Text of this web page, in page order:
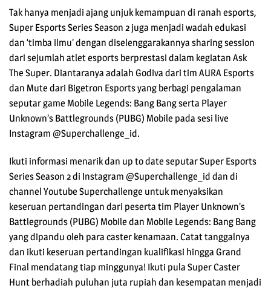
Tak hanya menjadi ajang unjuk kemampuan di ranah esports,
Super Esports Series Season 2 juga menjadi wadah edukasi
dan ‘timba ilmu’ dengan diselenggarakannya sharing session
dari sejumlah atlet esports berprestasi dalam kegiatan Ask
The Super. Diantaranya adalah Godiva dari tim AURA Esports
dan Mute dari Bigetron Esports yang berbagi pengalaman
seputar game Mobile Legends: Bang Bang serta Player
Unknown’s Battlegrounds (PUBG) Mobile pada sesi live
Instagram @Superchallenge_id.
Ikuti informasi menarik dan up to date seputar Super Esports
Series Season 2 di Instagram @Superchallenge_id dan di
channel Youtube Superchallenge untuk menyaksikan
keseruan pertandingan dari peserta tim Player Unknown’s
Battlegrounds (PUBG) Mobile dan Mobile Legends: Bang Bang
yang dipandu oleh para caster kenamaan. Catat tanggalnya
dan ikuti keseruan pertandingan kualifikasi hingga Grand
Final mendatang tiap minggunya! Ikuti pula Super Caster
Hunt berhadiah puluhan juta rupiah dan kesempatan menjadi